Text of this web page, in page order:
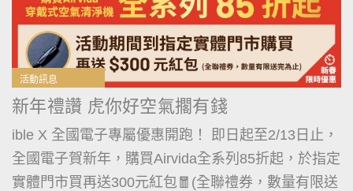
活動訊息
新年禮讚 虎你好空氣擱有錢
ible X 全國電子專屬優惠開跑！ 即日起至2/13日止，
全國電子賀新年，購買Airvida全系列85折起，於指定
實體門市買再送300元紅包🧧(全聯禮券，數量有限送